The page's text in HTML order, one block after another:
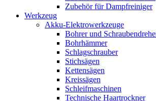
Zubehör für Dampfreiniger
Werkzeug
Akku-Elektrowerkzeuge
Bohrer und
Bohrhämmer
Schlagschrauber
Stichsägen
Kettensägen
Kreissägen
Schleifmaschinen
Technische Haartrockner